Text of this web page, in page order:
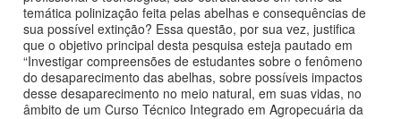
temática polinização feita pelas abelhas e consequências de
sua possível extinção? Essa questão, por sua vez, justifica
que o objetivo principal desta pesquisa esteja pautado em
“Investigar compreensões de estudantes sobre o fenômeno
do desaparecimento das abelhas, sobre possíveis impactos
desse desaparecimento no meio natural, em suas vidas, no
âmbito de um Curso Técnico Integrado em Agropecuária da